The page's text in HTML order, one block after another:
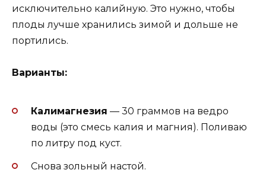
исключительно калийную. Это нужно, чтобы
плоды лучше хранились зимой и дольше не
портились.
Варианты:
Калимагнезия — 30 граммов на ведро
воды (это смесь калия и магния). Поливаю
по литру под куст.
Снова зольный настой.